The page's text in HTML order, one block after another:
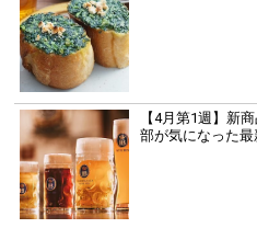
【4月第1週】新
部が気になった最